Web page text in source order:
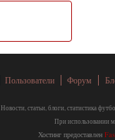
Пользователи Форум
Новости, статьи, блоги, статистика
При использовании
Хостинг предоставлен